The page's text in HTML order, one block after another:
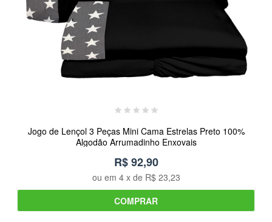
Jogo de Lençol 3 Peças Mini Cama Estrelas Preto 100%
Algodão Arrumadinho Enxovais
R$ 92,90
ou em 4x de R$ 23,23
COMPRAR